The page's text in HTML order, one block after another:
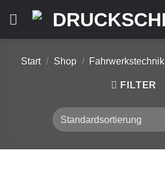
Inhalt
springen
Start / Shop / Fahrwerkstechnik
FILTER